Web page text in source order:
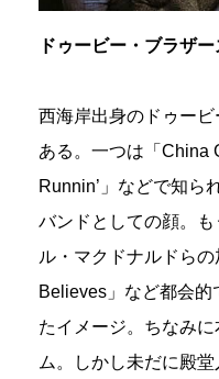
ドゥービー・ブラザ
西海岸出身のドゥー
ある。一つは「China
Runnin’」などで知ら
バンドとしての顔。
ル・マクドナルドら
Believes」など都会
たイメージ。ちなみ
ム。しかし未だに殿